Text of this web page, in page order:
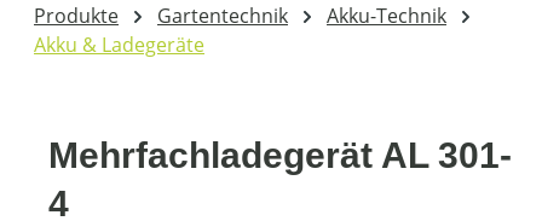
Produkte Gartentechnik
Akku-Technik
Akku & Ladegeräte
Mehrfachladegerät AL 301-
4